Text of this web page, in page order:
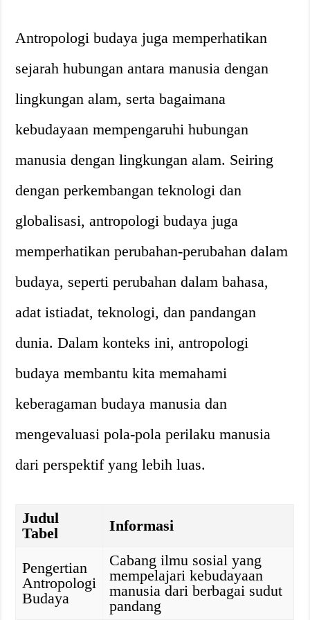
Antropologi budaya juga memperhatikan
sejarah hubungan antara manusia dengan
lingkungan alam, serta bagaimana
kebudayaan mempengaruhi hubungan
manusia dengan lingkungan alam. Seiring
dengan perkembangan teknologi dan
globalisasi, antropologi budaya juga
memperhatikan perubahan-perubahan dalam
budaya, seperti perubahan dalam bahasa,
adat istiadat, teknologi, dan pandangan
dunia. Dalam konteks ini, antropologi
budaya membantu kita memahami
keberagaman budaya manusia dan
mengevaluasi pola-pola perilaku manusia
dari perspektif yang lebih luas.
Judul
Tabel
Informasi
Pengertian
Antropologi
Budaya
Cabang ilmu sosial yang
mempelajari kebudayaan
manusia dari berbagai sudut
pandang